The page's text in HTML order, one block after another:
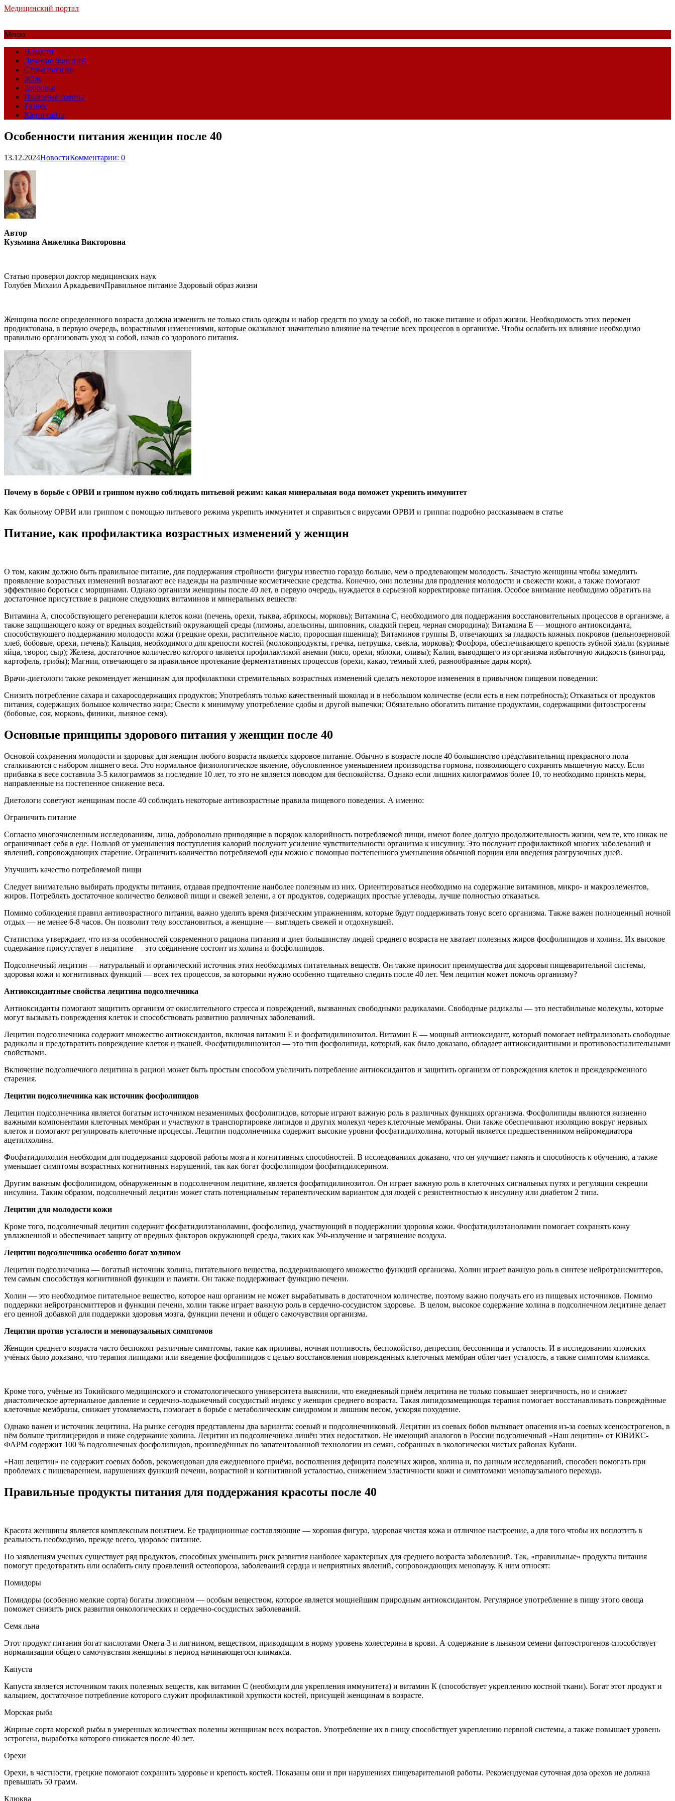
Медицинский портал
Меню
Новости
Лечение болезней
Стоматология
ЗОЖ
Здоровье
Полезные советы
Разное
Карта сайта
Особенности питания женщин после 40
13.12.2024НовостиКомментарии: 0
Автор
Кузьмина Анжелика Викторовна
Статью проверил доктор медицинских наук
Голубев Михаил АркадьевичПравильное питание Здоровый образ жизни
Женщина после определенного возраста должна изменить не только стиль одежды и набор средств по уходу за собой, но также питание и образ жизни. Необходимость этих перемен
продиктована, в первую очередь, возрастными изменениями, которые оказывают значительно влияние на течение всех процессов в организме. Чтобы ослабить их влияние необходимо
правильно организовать уход за собой, начав со здорового питания.
Почему в борьбе с ОРВИ и гриппом нужно соблюдать питьевой режим: какая минеральная вода поможет укрепить иммунитет
Как больному ОРВИ или гриппом с помощью питьевого режима укрепить иммунитет и справиться с вирусами ОРВИ и гриппа: подробно рассказываем в статье
Питание, как профилактика возрастных изменений у женщин
О том, каким должно быть правильное питание, для поддержания стройности фигуры известно гораздо больше, чем о продлевающем молодость. Зачастую женщины чтобы замедлить
проявление возрастных изменений возлагают все надежды на различные косметические средства. Конечно, они полезны для продления молодости и свежести кожи, а также помогают
эффективно бороться с морщинами. Однако организм женщины после 40 лет, в первую очередь, нуждается в серьезной корректировке питания. Особое внимание необходимо обратить на
достаточное присутствие в рационе следующих витаминов и минеральных веществ:
Витамина А, способствующего регенерации клеток кожи (печень, орехи, тыква, абрикосы, морковь); Витамина С, необходимого для поддержания восстановительных процессов в организме, а
также защищающего кожу от вредных воздействий окружающей среды (лимоны, апельсины, шиповник, сладкий перец, черная смородина); Витамина Е — мощного антиоксиданта,
способствующего поддержанию молодости кожи (грецкие орехи, растительное масло, проросшая пшеница); Витаминов группы В, отвечающих за гладкость кожных покровов (цельнозерновой
хлеб, бобовые, орехи, печень); Кальция, необходимого для крепости костей (молокопродукты, гречка, петрушка, свекла, морковь); Фосфора, обеспечивающего крепость зубной эмали (куриные
яйца, творог, сыр); Железа, достаточное количество которого является профилактикой анемии (мясо, орехи, яблоки, сливы); Калия, выводящего из организма избыточную жидкость (виноград,
картофель, грибы); Магния, отвечающего за правильное протекание ферментативных процессов (орехи, какао, темный хлеб, разнообразные дары моря).
Врачи-диетологи также рекомендует женщинам для профилактики стремительных возрастных изменений сделать некоторое изменения в привычном пищевом поведении:
Снизить потребление сахара и сахаросодержащих продуктов; Употреблять только качественный шоколад и в небольшом количестве (если есть в нем потребность); Отказаться от продуктов
питания, содержащих большое количество жира; Свести к минимуму употребление сдобы и другой выпечки; Обязательно обогатить питание продуктами, содержащими фитоэстрогены
(бобовые, соя, морковь, финики, льняное семя).
Основные принципы здорового питания у женщин после 40
Основой сохранения молодости и здоровья для женщин любого возраста является здоровое питание. Обычно в возрасте после 40 большинство представительниц прекрасного пола
сталкиваются с набором лишнего веса. Это нормальное физиологическое явление, обусловленное уменьшением производства гормона, позволяющего сохранять мышечную массу. Если
прибавка в весе составила 3-5 килограммов за последние 10 лет, то это не является поводом для беспокойства. Однако если лишних килограммов более 10, то необходимо принять меры,
направленные на постепенное снижение веса.
Диетологи советуют женщинам после 40 соблюдать некоторые антивозрастные правила пищевого поведения. А именно:
Ограничить питание
Согласно многочисленным исследованиям, лица, добровольно приводящие в порядок калорийность потребляемой пищи, имеют более долгую продолжительность жизни, чем те, кто никак не
ограничивает себя в еде. Пользой от уменьшения поступления калорий послужит усиление чувствительности организма к инсулину. Это послужит профилактикой многих заболеваний и
явлений, сопровождающих старение. Ограничить количество потребляемой еды можно с помощью постепенного уменьшения обычной порции или введения разгрузочных дней.
Улучшить качество потребляемой пищи
Следует внимательно выбирать продукты питания, отдавая предпочтение наиболее полезным из них. Ориентироваться необходимо на содержание витаминов, микро- и макроэлементов,
жиров. Потреблять достаточное количество белковой пищи и свежей зелени, а от продуктов, содержащих простые углеводы, лучше полностью отказаться.
Помимо соблюдения правил антивозрастного питания, важно уделять время физическим упражнениям, которые будут поддерживать тонус всего организма. Также важен полноценный ночной
отдых — не менее 6-8 часов. Он позволит телу восстановиться, а женщине — выглядеть свежей и отдохнувшей.
Статистика утверждает, что из-за особенностей современного рациона питания и диет большинству людей среднего возраста не хватает полезных жиров фосфолипидов и холина. Их высокое
содержание присутствует в лецитине — это соединение состоит из холина и фосфолипидов.
Подсолнечный лецитин — натуральный и органический источник этих необходимых питательных веществ. Он также приносит преимущества для здоровья пищеварительной системы,
здоровья кожи и когнитивных функций — всех тех процессов, за которыми нужно особенно тщательно следить после 40 лет. Чем лецитин может помочь организму?
Антиоксидантные свойства лецитина подсолнечника
Антиоксиданты помогают защитить организм от окислительного стресса и повреждений, вызванных свободными радикалами. Свободные радикалы — это нестабильные молекулы, которые
могут вызывать повреждения клеток и способствовать развитию различных заболеваний.
Лецитин подсолнечника содержит множество антиоксидантов, включая витамин Е и фосфатидилинозитол. Витамин Е — мощный антиоксидант, который помогает нейтрализовать свободные
радикалы и предотвратить повреждение клеток и тканей. Фосфатидилинозитол — это тип фосфолипида, который, как было доказано, обладает антиоксидантными и противовоспалительными
свойствами.
Включение подсолнечного лецитина в рацион может быть простым способом увеличить потребление антиоксидантов и защитить организм от повреждения клеток и преждевременного
старения.
Лецитин подсолнечника как источник фосфолипидов
Лецитин подсолнечника является богатым источником незаменимых фосфолипидов, которые играют важную роль в различных функциях организма. Фосфолипиды являются жизненно
важными компонентами клеточных мембран и участвуют в транспортировке липидов и других молекул через клеточные мембраны. Они также обеспечивают изоляцию вокруг нервных
клеток и помогают регулировать клеточные процессы. Лецитин подсолнечника содержит высокие уровни фосфатидилхолина, который является предшественником нейромедиатора
ацетилхолина.
Фосфатидилхолин необходим для поддержания здоровой работы мозга и когнитивных способностей. В исследованиях доказано, что он улучшает память и способность к обучению, а также
уменьшает симптомы возрастных когнитивных нарушений, так как богат фосфолипидом фосфатидилсерином.
Другим важным фосфолипидом, обнаруженным в подсолнечном лецитине, является фосфатидилинозитол. Он играет важную роль в клеточных сигнальных путях и регуляции секреции
инсулина. Таким образом, подсолнечный лецитин может стать потенциальным терапевтическим вариантом для людей с резистентностью к инсулину или диабетом 2 типа.
Лецитин для молодости кожи
Кроме того, подсолнечный лецитин содержит фосфатидилэтаноламин, фосфолипид, участвующий в поддержании здоровья кожи. Фосфатидилэтаноламин помогает сохранять кожу
увлажненной и обеспечивает защиту от вредных факторов окружающей среды, таких как УФ-излучение и загрязнение воздуха.
Лецитин подсолнечника особенно богат холином
Лецитин подсолнечника — богатый источник холина, питательного вещества, поддерживающего множество функций организма. Холин играет важную роль в синтезе нейротрансмиттеров,
тем самым способствуя когнитивной функции и памяти. Он также поддерживает функцию печени.
Холин — это необходимое питательное вещество, которое наш организм не может вырабатывать в достаточном количестве, поэтому важно получать его из пищевых источников. Помимо
поддержки нейротрансмиттеров и функции печени, холин также играет важную роль в сердечно-сосудистом здоровье. В целом, высокое содержание холина в подсолнечном лецитине делает
его ценной добавкой для поддержки здоровья мозга, функции печени и общего самочувствия организма.
Лецитин против усталости и менопаузальных симптомов
Женщин среднего возраста часто беспокоят различные симптомы, такие как приливы, ночная потливость, беспокойство, депрессия, бессонница и усталость. И в исследовании японских
учёных было доказано, что терапия липидами или введение фосфолипидов с целью восстановления поврежденных клеточных мембран облегчает усталость, а также симптомы климакса.
Кроме того, учёные из Токийского медицинского и стоматологического университета выяснили, что ежедневный приём лецитина не только повышает энергичность, но и снижает
диастолическое артериальное давление и сердечно-лодыжечный сосудистый индекс у женщин среднего возраста. Такая липидозамещающая терапия помогает восстанавливать повреждённые
клеточные мембраны, снижает утомляемость, помогает в борьбе с метаболическим синдромом и лишним весом, ускоряя похудение.
Однако важен и источник лецитина. На рынке сегодня представлены два варианта: соевый и подсолнечниковый. Лецитин из соевых бобов вызывает опасения из-за соевых ксеноэстрогенов, в
нём больше триглицеридов и ниже содержание холина. Лецитин из подсолнечника лишён этих недостатков. Не имеющий аналогов в России подсолнечный «Наш лецитин» от ЮВИКС-
ФАРМ содержит 100 % подсолнечных фосфолипидов, произведённых по запатентованной технологии из семян, собранных в экологически чистых районах Кубани.
«Наш лецитин» не содержит соевых бобов, рекомендован для ежедневного приёма, восполнения дефицита полезных жиров, холина и, по данным исследований, способен помогать при
проблемах с пищеварением, нарушениях функций печени, возрастной и когнитивной усталостью, снижением эластичности кожи и симптомами менопаузального перехода.
Правильные продукты питания для поддержания красоты после 40
Красота женщины является комплексным понятием. Ее традиционные составляющие — хорошая фигура, здоровая чистая кожа и отличное настроение, а для того чтобы их воплотить в
реальность необходимо, прежде всего, здоровое питание.
По заявлениям ученых существует ряд продуктов, способных уменьшить риск развития наиболее характерных для среднего возраста заболеваний. Так, «правильные» продукты питания
помогут предотвратить или ослабить силу проявлений остеопороза, заболеваний сердца и неприятных явлений, сопровождающих менопаузу. К ним относят:
Помидоры
Помидоры (особенно мелкие сорта) богаты ликопином — особым веществом, которое является мощнейшим природным антиоксидантом. Регулярное употребление в пищу этого овоща
поможет снизить риск развития онкологических и сердечно-сосудистых заболеваний.
Семя льна
Этот продукт питания богат кислотами Омега-3 и лигнином, веществом, приводящим в норму уровень холестерина в крови. А содержание в льняном семени фитоэстрогенов способствует
нормализации общего самочувствия женщины в период начинающегося климакса.
Капуста
Капуста является источником таких полезных веществ, как витамин С (необходим для укрепления иммунитета) и витамин К (способствует укреплению костной ткани). Богат этот продукт и
кальцием, достаточное потребление которого служит профилактикой хрупкости костей, присущей женщинам в возрасте.
Морская рыба
Жирные сорта морской рыбы в умеренных количествах полезны женщинам всех возрастов. Употребление их в пищу способствует укреплению нервной системы, а также повышает уровень
эстрогена, выработка которого снижается после 40 лет.
Орехи
Орехи, в частности, грецкие помогают сохранить здоровье и крепость костей. Показаны они и при нарушениях пищеварительной работы. Рекомендуемая суточная доза орехов не должна
превышать 50 грамм.
Клюква